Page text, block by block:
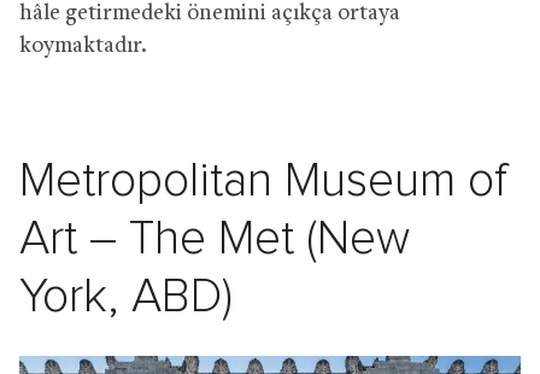
hâle getirmedeki önemini açıkça ortaya
koymaktadır.
Metropolitan Museum of
Art – The Met (New
York, ABD)